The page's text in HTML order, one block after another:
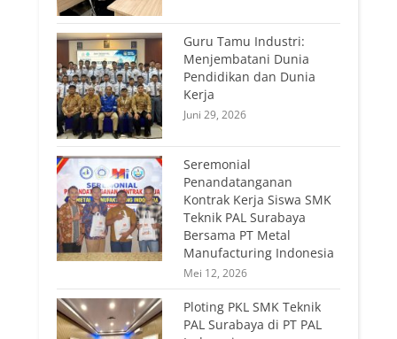
Guru Tamu Industri:
Menjembatani Dunia
Pendidikan dan Dunia
Kerja
Juni 29, 2026
Seremonial
Penandatanganan
Kontrak Kerja Siswa SMK
Teknik PAL Surabaya
Bersama PT Metal
Manufacturing Indonesia
Mei 12, 2026
Ploting PKL SMK Teknik
PAL Surabaya di PT PAL